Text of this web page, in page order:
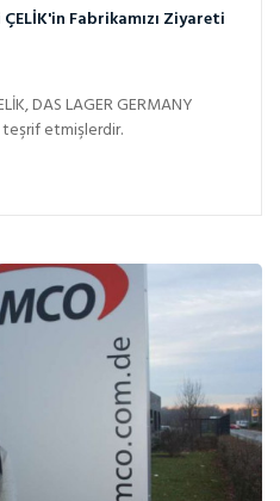
Fabrikamızı Ziyareti
DAS LAGER GERMANY
etmişlerdir.